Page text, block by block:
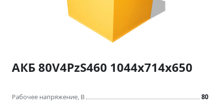
info@signalenergy.ru
АКБ 80V4PzS460 1044x714x650
Рабочее напряжение, В
80